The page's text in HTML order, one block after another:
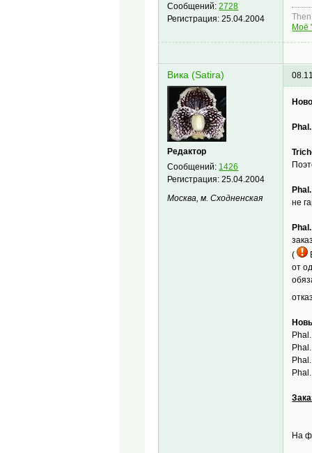
Сообщений:2728
Регистрация:25.04.2004
Моё
Вика (Satira)
Редактор
Сообщений: 1426
Регистрация:25.04.2004
Москва, м. Сходненская
не
(
от
На